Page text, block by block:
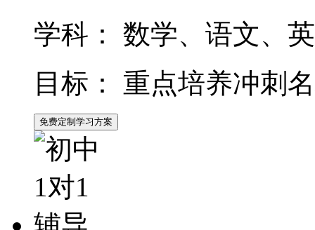
学科：
数学、语文、
目标：
重点培养冲刺
免费定制学习方案